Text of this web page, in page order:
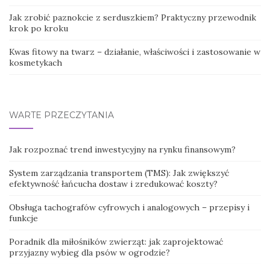
Jak zrobić paznokcie z serduszkiem? Praktyczny przewodnik
krok po kroku
Kwas fitowy na twarz – działanie, właściwości i zastosowanie w
kosmetykach
WARTE PRZECZYTANIA
Jak rozpoznać trend inwestycyjny na rynku finansowym?
System zarządzania transportem (TMS): Jak zwiększyć
efektywność łańcucha dostaw i zredukować koszty?
Obsługa tachografów cyfrowych i analogowych – przepisy i
funkcje
Poradnik dla miłośników zwierząt: jak zaprojektować
przyjazny wybieg dla psów w ogrodzie?